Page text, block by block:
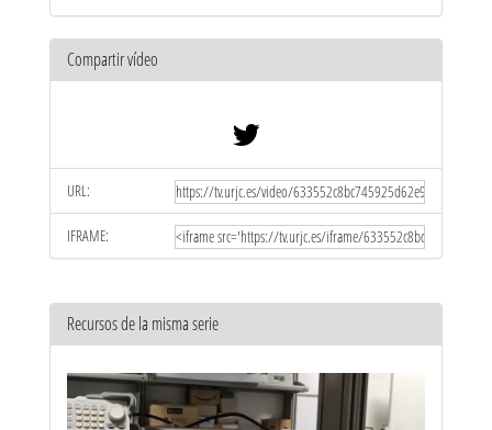
Compartir vídeo
URL:
IFRAME:
Recursos de la misma serie